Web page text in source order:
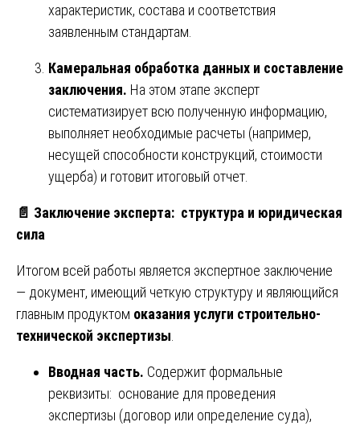
характеристик, состава и соответствия
заявленным стандартам.
Камеральная обработка данных и составление
заключения. На этом этапе эксперт
систематизирует всю полученную информацию,
выполняет необходимые расчеты (например,
несущей способности конструкций, стоимости
ущерба) и готовит итоговый отчет.
📄 Заключение эксперта: структура и юридическая
сила
Итогом всей работы является экспертное заключение
— документ, имеющий четкую структуру и являющийся
главным продуктом оказания услуги строительно-
технической экспертизы
Вводная часть. Содержит формальные
реквизиты: основание для проведения
экспертизы (договор или определение суда),